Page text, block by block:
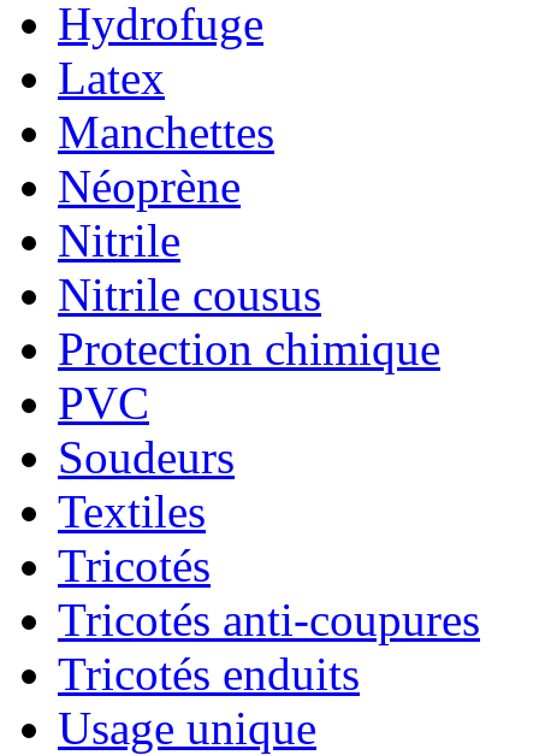
Hydrofuge
Latex
Manchettes
Néoprène
Nitrile
Nitrile cousus
Protection chimique
PVC
Soudeurs
Textiles
Tricotés
Tricotés anti-coupures
Tricotés enduits
Usage unique